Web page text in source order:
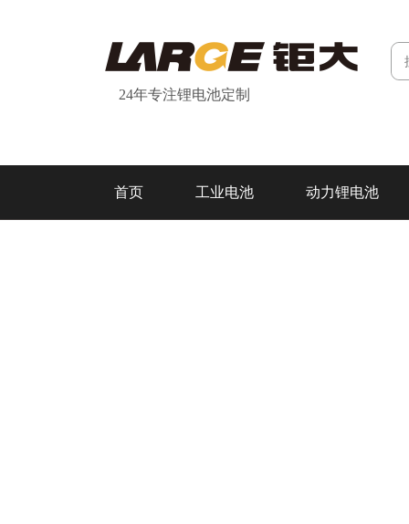
24年专注锂电池定制
首页 工业电池 动力锂电池